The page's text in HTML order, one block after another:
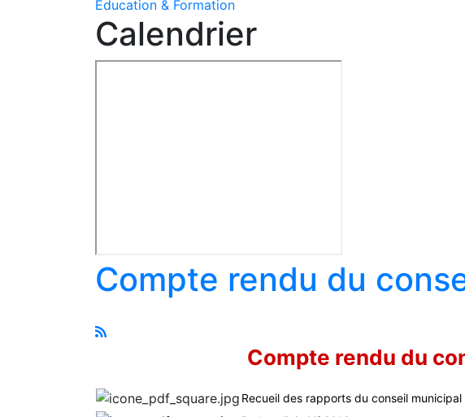
Education & Formation
Calendrier
Compte rendu du
Compte rendu du
Recueil des rapports du conseil